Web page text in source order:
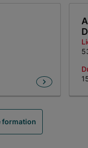
formation